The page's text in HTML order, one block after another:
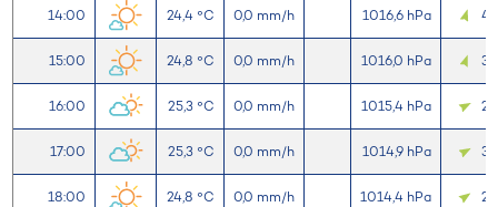
14:00 24,4 °C 0,0 mm/h 1016,6 hPa
15:00 24,8 °C 0,0 mm/h 1016,0 hPa
16:00 25,3 °C 0,0 mm/h 1015,4 hPa 2,7
17:00 25,3 °C 0,0 mm/h 1014,9 hPa
18:00 24,8 °C 0,0 mm/h 1014,4 hPa